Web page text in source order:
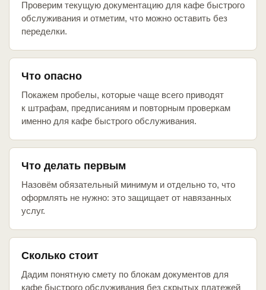
Проверим текущую документацию для кафе быстрого
обслуживания и отметим, что можно оставить без
переделки.
Что опасно
Покажем пробелы, которые чаще всего приводят
к штрафам, предписаниям и повторным проверкам
именно для кафе быстрого обслуживания.
Что делать первым
Назовём обязательный минимум и отдельно то, что
оформлять не нужно: это защищает от навязанных
услуг.
Сколько стоит
Дадим понятную смету по блокам документов для
кафе быстрого обслуживания без скрытых платежей